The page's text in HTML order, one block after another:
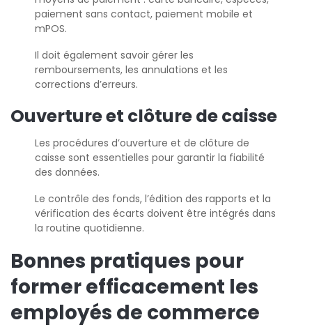
paiement sans contact, paiement mobile et
mPOS.
Il doit également savoir gérer les
remboursements, les annulations et les
corrections d’erreurs.
Ouverture et clôture de caisse
Les procédures d’ouverture et de clôture de
caisse sont essentielles pour garantir la fiabilité
des données.
Le contrôle des fonds, l’édition des rapports et la
vérification des écarts doivent être intégrés dans
la routine quotidienne.
Bonnes pratiques pour
former efficacement les
employés de commerce